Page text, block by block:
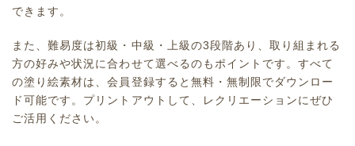
できます。
また、難易度は初級・中級・上級の3段階あり、取り組まれる
方の好みや状況に合わせて選べるのもポイントです。すべて
の塗り絵素材は、会員登録すると無料・無制限でダウンロー
ド可能です。プリントアウトして、
レクリエーションにぜひ
ご活用ください。